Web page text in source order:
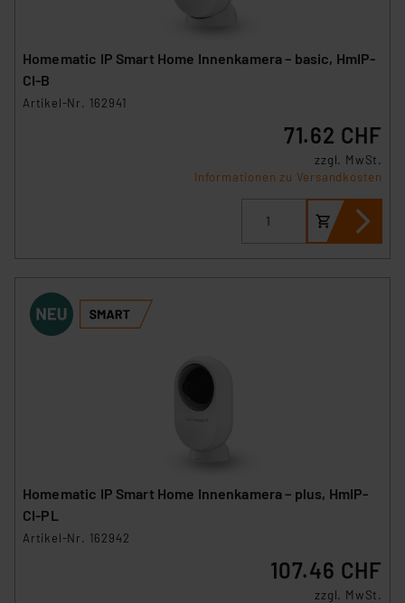
Homematic IP Smart Home Innenkamera – basic, HmIP-
CI-B
Artikel-Nr. 162941
71.62 CHF
zzgl. MwSt.
Informationen zu Versandkosten
Homematic IP Smart Home Innenkamera – plus, HmIP-
CI-PL
Artikel-Nr. 162942
107.46 CHF
zzgl. MwSt.